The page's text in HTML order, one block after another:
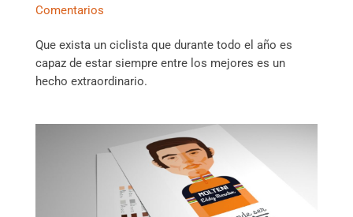
Comentarios
Que exista un ciclista que durante todo el año es
capaz de estar siempre entre los mejores es un
hecho extraordinario.